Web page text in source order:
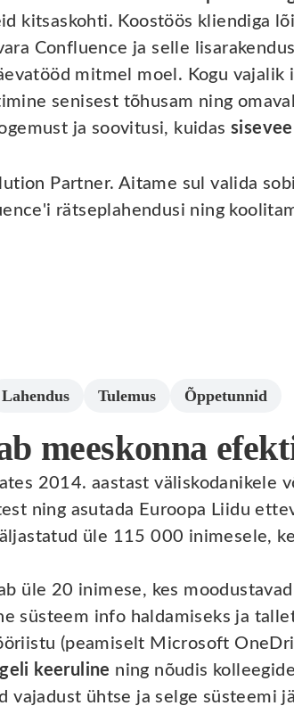
kitsaskohti. Koostöös kliendiga
Confluence ja selle
mitmel moel. Kogu
senisest tõhusam ning
ja soovitusi, kuidas
Partner. Aitame sul valida
rätseplahendusi ning
Lahendus Tulemus Õppetunnid
meeskonna
2014. aastast väliskodanikele
ning asutada Euroopa Liidu
üle 115 000 inimesele,
üle 20 inimese, kes
süsteem info haldamiseks ja
(peamiselt Microsoft
keeruline ning nõudis
vajadust ühtse ja selge süsteemi